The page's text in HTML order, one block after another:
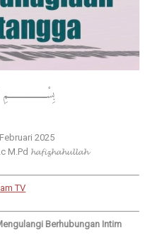
2025
𝓱𝓪𝓯𝓲𝔃𝓱𝓪𝓱𝓾𝓵𝓵𝓪𝓱
TV
Berhubungan Intim